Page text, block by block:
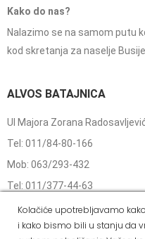
Kako do nas?
Nalazimo se na samom putu
kod skretanja za naselje
ALVOS BATAJNICA
Ul Majora Zorana
Tel: 011/84-80-166
Mob: 063/293-432
Tel: 011/377-44-63
Tel: 011/420-88-97
Radnim danom od 07-20h
Kolačiće upotrebljavamo
i kako bismo bili u stanju da